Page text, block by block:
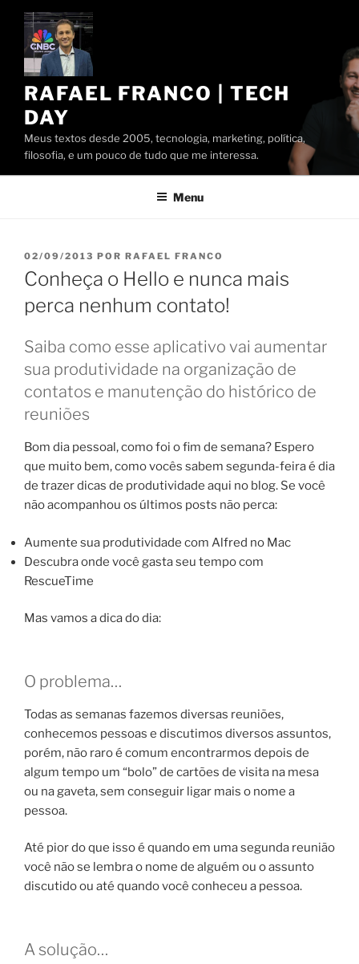
Pular
conteúdo
RAFAEL FRANCO | TECH
DAY
Meus textos desde 2005, tecnologia, marketing, política,
filosofia, e um pouco de tudo que me interessa.
Menu
PUBLICADO
EM
02/09/2013 POR RAFAEL FRANCO
Conheça o Hello e nunca mais
perca nenhum contato!
Saiba como esse aplicativo vai aumentar
sua produtividade na organização de
contatos e manutenção do histórico de
reuniões
Bom dia pessoal, como foi o fim de semana? Espero
que muito bem, como vocês sabem segunda-feira é dia
de trazer dicas de produtividade aqui no blog. Se você
não acompanhou os últimos posts não perca:
Aumente sua produtividade com Alfred no Mac
Descubra onde você gasta seu tempo com
RescueTime
Mas vamos a dica do dia:
O problema…
Todas as semanas fazemos diversas reuniões,
conhecemos pessoas e discutimos diversos assuntos,
porém, não raro é comum encontrarmos depois de
algum tempo um “bolo” de cartões de visita na mesa
ou na gaveta, sem conseguir ligar mais o nome a
pessoa.
Até pior do que isso é quando em uma segunda reunião
você não se lembra o nome de alguém ou o assunto
discutido ou até quando você conheceu a pessoa.
A solução…